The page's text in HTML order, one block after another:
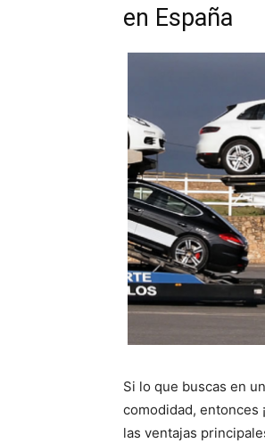
en España
Si lo que buscas en
comodidad, entonces
las ventajas